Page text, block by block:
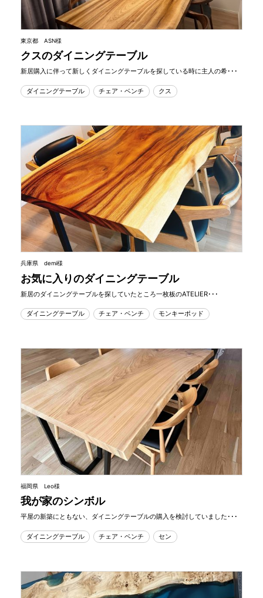
東京都 ASN様
クスのダイニングテーブル
新居購入に伴って新しくダイニングテーブルを探している時に主人の希･･･
ダイニングテーブル チェア・ベンチ クス
兵庫県 demi様
お気に入りのダイニングテーブル
新居のダイニングテーブルを探していたところ一枚板のATELIER･･･
ダイニングテーブル チェア・ベンチ モンキーポッド
福岡県 Leo様
我が家のシンボル
平屋の新築にともない、ダイニングテーブルの購入を検討していました･･･
ダイニングテーブル チェア・ベンチ セン